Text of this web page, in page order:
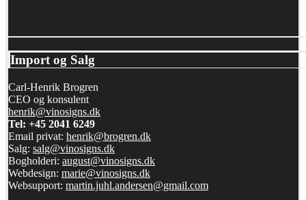
Import og Salg
Carl-Henrik Brogren
CEO og konsulent
henrik@vinosigns.dk
Tel: +45 2041 6249
Email privat: henrik@brogren.dk
Salg: salg@vinosigns.dk
Bogholderi: august@vinosigns.dk
Webdesign: marie@vinosigns.dk
Websupport: martin.juhl.andersen@gmail.com